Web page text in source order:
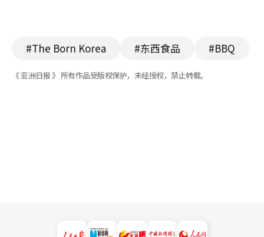
#The Born Korea #东西食品 #BBQ
《 亚洲日报 》 所有作品受版权保护，未经授权，禁止转载。